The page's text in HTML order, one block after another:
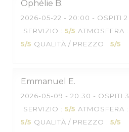
Ophélie B
2026-05-22 - 20:00 - OSPITI 2
SERVIZIO : 5/5 ATMOSFERA :
5/5 QUALITÀ / PREZZO : 5/5
Emmanuel E
2026-05-09 - 20:30 - OSPITI 3
SERVIZIO : 5/5 ATMOSFERA :
5/5 QUALITÀ / PREZZO : 5/5